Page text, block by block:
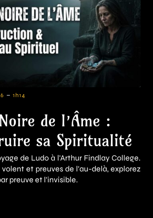
- 1h14
de l’Âme :
sa Spiritualité
de Ludo à l'Arthur Findlay College.
et preuves de l'au-delà, explorez
preuve et l'invisible.